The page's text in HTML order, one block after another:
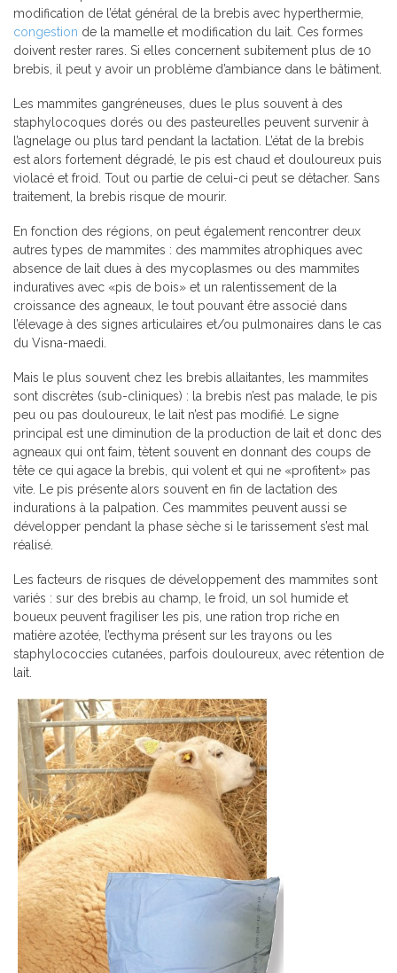
modification de l’état général de la brebis avec hyperthermie,
congestion de la mamelle et modification du lait. Ces formes
doivent rester rares. Si elles concernent subitement plus de 10
brebis, il peut y avoir un problème d’ambiance dans le bâtiment.
Les mammites gangréneuses, dues le plus souvent à des
staphylocoques dorés ou des pasteurelles peuvent survenir à
l’agnelage ou plus tard pendant la lactation. L’état de la brebis
est alors fortement dégradé, le pis est chaud et douloureux puis
violacé et froid. Tout ou partie de celui-ci peut se détacher. Sans
traitement, la brebis risque de mourir.
En fonction des régions, on peut également rencontrer deux
autres types de mammites : des mammites atrophiques avec
absence de lait dues à des mycoplasmes ou des mammites
induratives avec «pis de bois» et un ralentissement de la
croissance des agneaux, le tout pouvant être associé dans
l’élevage à des signes articulaires et/ou pulmonaires dans le cas
du Visna-maedi.
Mais le plus souvent chez les brebis allaitantes, les mammites
sont discrètes (sub-cliniques) : la brebis n’est pas malade, le pis
peu ou pas douloureux, le lait n’est pas modifié. Le signe
principal est une diminution de la production de lait et donc des
agneaux qui ont faim, tètent souvent en donnant des coups de
tête ce qui agace la brebis, qui volent et qui ne «profitent» pas
vite. Le pis présente alors souvent en fin de lactation des
indurations à la palpation. Ces mammites peuvent aussi se
développer pendant la phase sèche si le tarissement s’est mal
réalisé.
Les facteurs de risques de développement des mammites sont
variés : sur des brebis au champ, le froid, un sol humide et
boueux peuvent fragiliser les pis, une ration trop riche en
matière azotée, l’ecthyma présent sur les trayons ou les
staphylococcies cutanées, parfois douloureux, avec rétention de
lait.